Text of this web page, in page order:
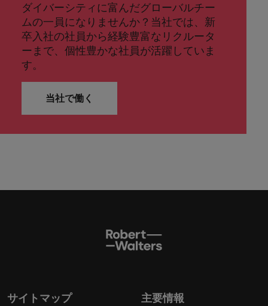
ダイバーシティに富んだグローバルチー
ムの一員になりませんか？当社では、新
卒入社の社員から経験豊富なリクルータ
ーまで、個性豊かな社員が活躍していま
す。
当社で働く
サイトマップ 主要情報